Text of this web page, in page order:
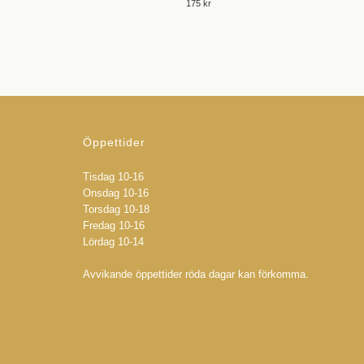
175 kr
Öppettider
Tisdag 10-16
Onsdag 10-16
Torsdag 10-18
Fredag 10-16
Lördag 10-14
Avvikande öppettider röda dagar kan förkomma.